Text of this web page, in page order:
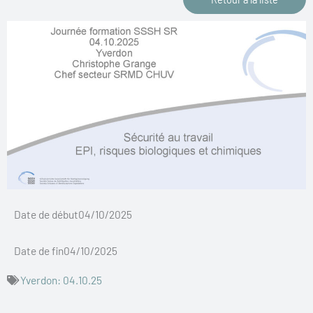
Date de début04/10/2025
Date de fin04/10/2025
Yverdon: 04.10.25